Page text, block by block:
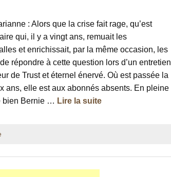
: Alors que la crise fait rage, qu’est
qui, il y a vingt ans, remuait les
et enrichissait, par la même occasion, les
répondre à cette question lors d’un entretien
de Trust et éternel énervé. Où est passée la
ans, elle est aux abonnés absents. En pleine
bien Bernie … Lire la suite